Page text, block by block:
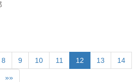
8 9 10 11 12 13 14
»»